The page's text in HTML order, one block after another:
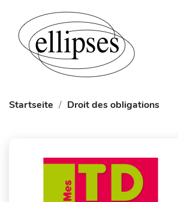
Startseite Droit des obligations